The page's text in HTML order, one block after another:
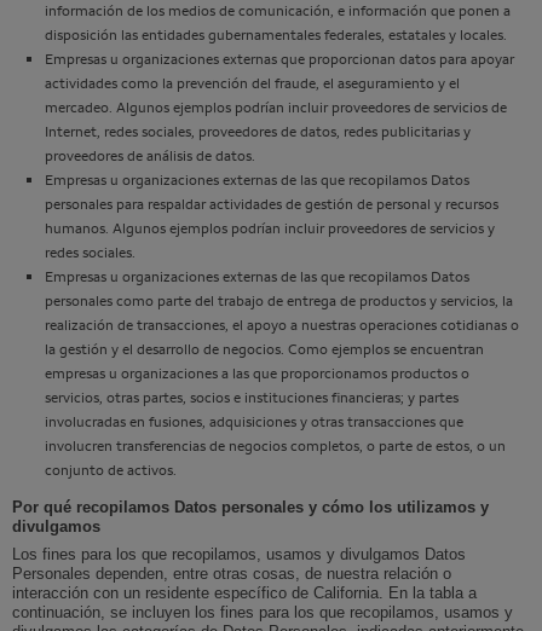
información de los medios de comunicación, e información que ponen a
disposición las entidades gubernamentales federales, estatales y locales.
Empresas u organizaciones externas que proporcionan datos para apoyar
actividades como la prevención del fraude, el aseguramiento y el
mercadeo. Algunos ejemplos podrían incluir proveedores de servicios de
Internet, redes sociales, proveedores de datos, redes publicitarias y
proveedores de análisis de datos.
Empresas u organizaciones externas de las que recopilamos Datos
personales para respaldar actividades de gestión de personal y recursos
humanos. Algunos ejemplos podrían incluir proveedores de servicios y
redes sociales.
Empresas u organizaciones externas de las que recopilamos Datos
personales como parte del trabajo de entrega de productos y servicios, la
realización de transacciones, el apoyo a nuestras operaciones cotidianas o
la gestión y el desarrollo de negocios. Como ejemplos se encuentran
empresas u organizaciones a las que proporcionamos productos o
servicios, otras partes, socios e instituciones financieras; y partes
involucradas en fusiones, adquisiciones y otras transacciones que
involucren transferencias de negocios completos, o parte de estos, o un
conjunto de activos.
Por qué recopilamos Datos personales y cómo los utilizamos y
divulgamos
Los fines para los que recopilamos, usamos y divulgamos Datos
Personales dependen, entre otras cosas, de nuestra relación o
interacción con un residente específico de California. En la tabla a
continuación, se incluyen los fines para los que recopilamos, usamos y